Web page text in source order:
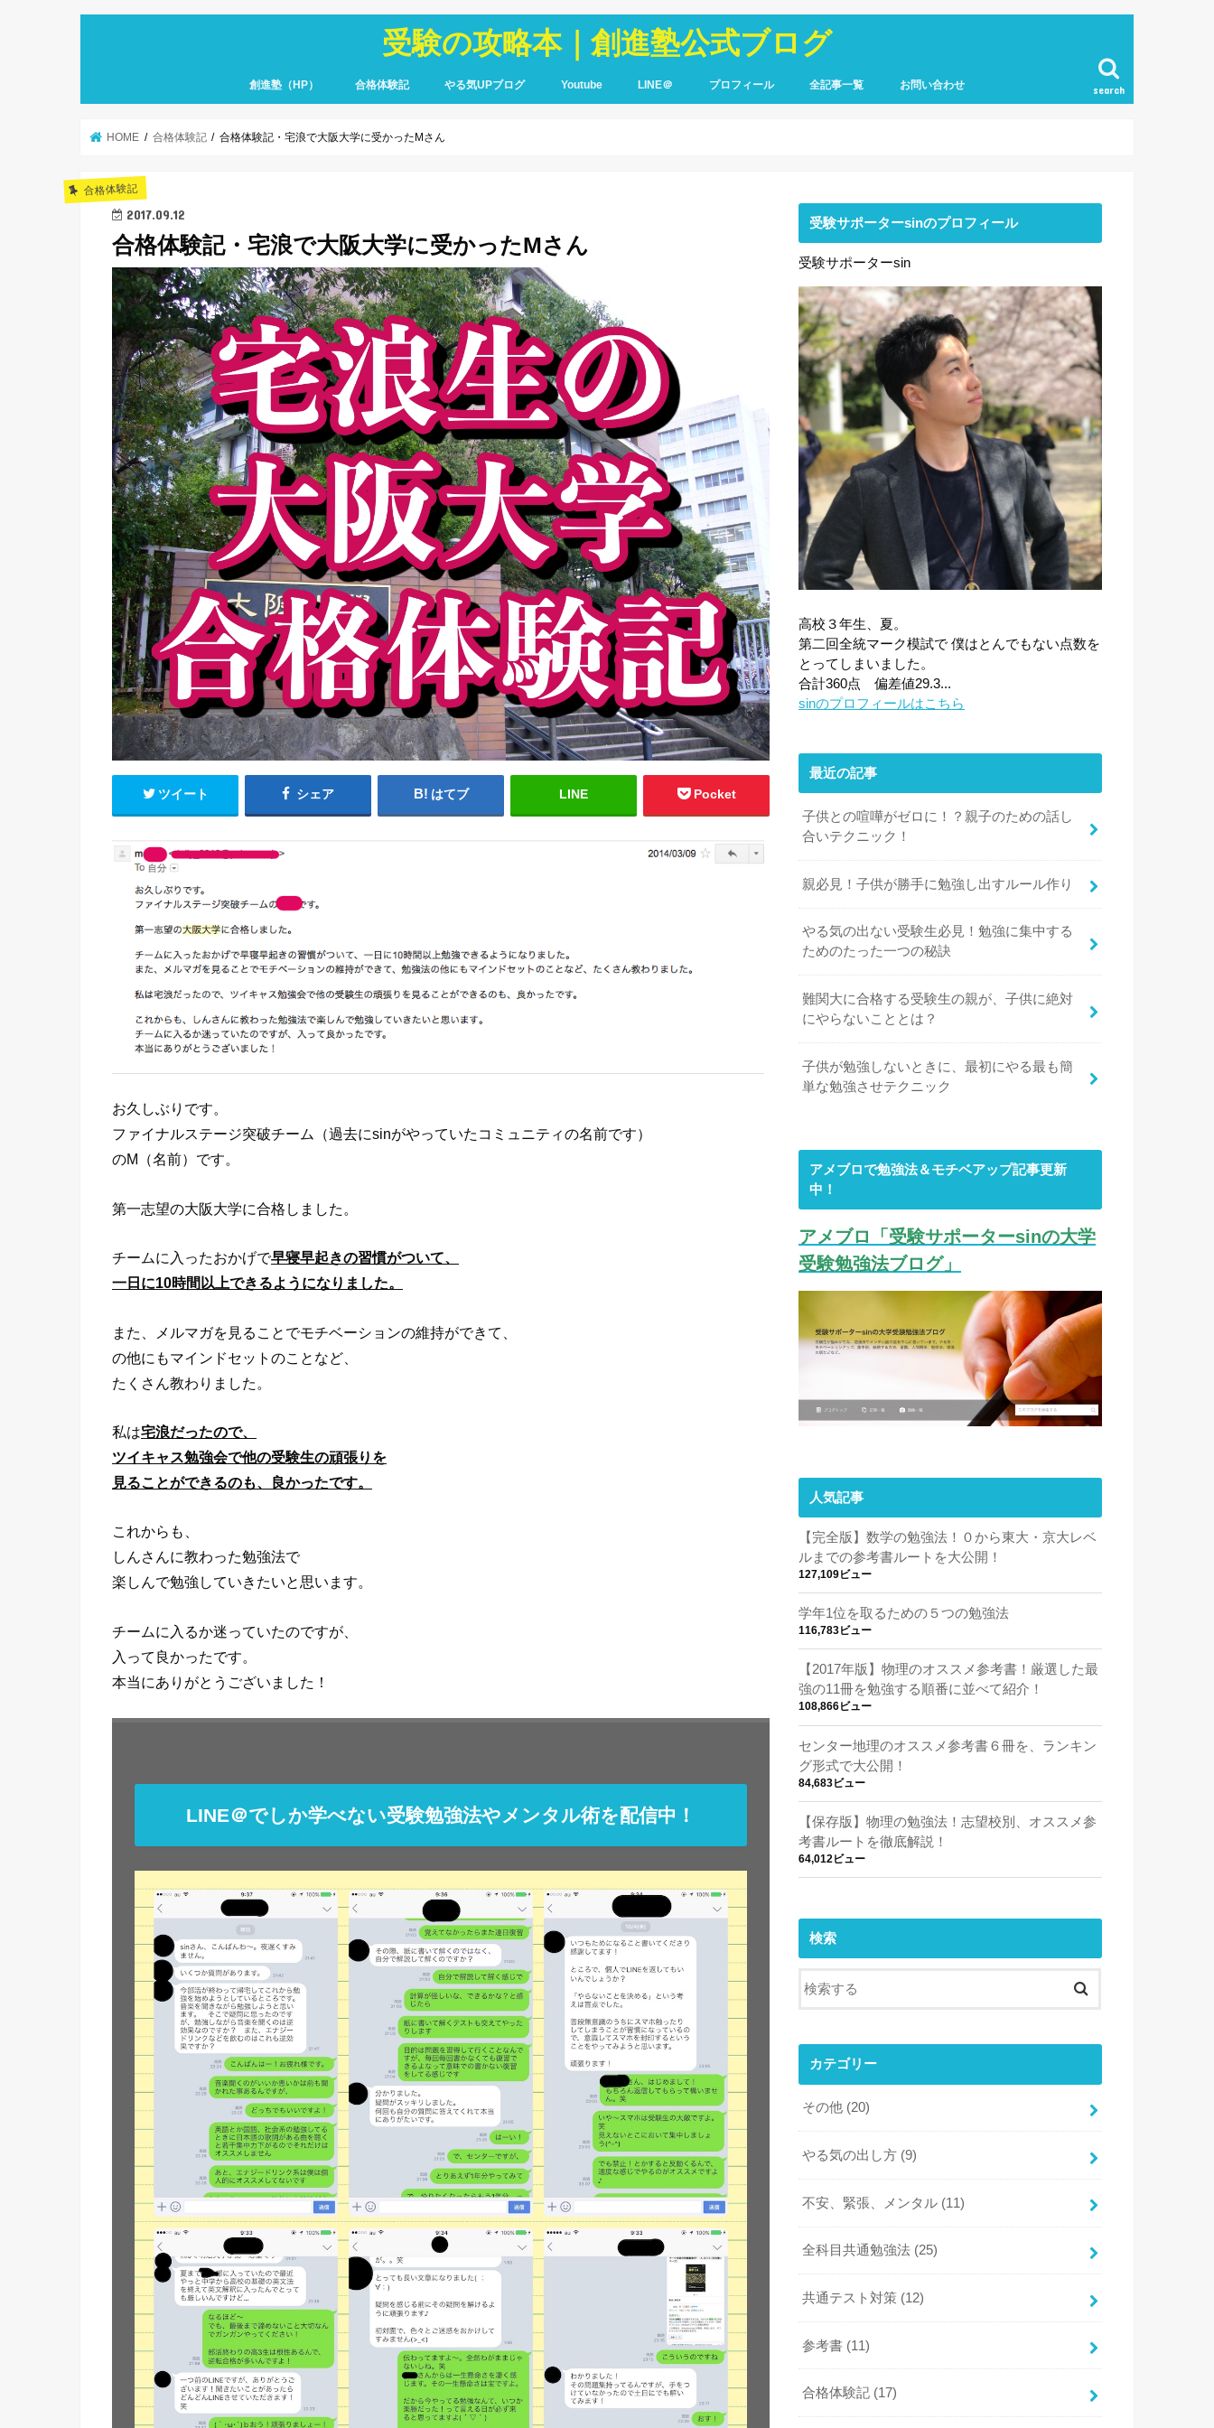
受験の攻略本｜創進塾公式ブログ
search
創進塾（HP） 合格体験記 やる気UPブログ Youtube LINE＠ プロフィール 全記事一覧 お問い合わせ
HOME 合格体験記 合格体験記・宅浪で大阪大学に受かったMさん
合格体験記
2017.09.12
合格体験記・宅浪で大阪大学に受かったMさん
ツイート シェア はてブ LINE Pocket
お久しぶりです。
ファイナルステージ突破チーム（過去にsinがやっていたコミュニティの名前です）
のM（名前）です。
第一志望の大阪大学に合格しました。
チームに入ったおかげで早寝早起きの習慣がついて、
一日に10時間以上できるようになりました。
また、メルマガを見ることでモチベーションの維持ができて、
の他にもマインドセットのことなど、
たくさん教わりました。
私は宅浪だったので、
ツイキャス勉強会で他の受験生の頑張りを
見ることができるのも、良かったです。
これからも、
しんさんに教わった勉強法で
楽しんで勉強していきたいと思います。
チームに入るか迷っていたのですが、
入って良かったです。
本当にありがとうございました！
LINE＠でしか学べない受験勉強法やメンタル術を配信中！
受験サポーターsinのプロフィール
受験サポーターsin
高校３年生、夏。
第二回全統マーク模試で 僕はとんでもない点数を
とってしまいました。
合計360点 偏差値29.3...
sinのプロフィールはこちら
最近の記事
子供との喧嘩がゼロに！？親子のための話し
合いテクニック！
親必見！子供が勝手に勉強し出すルール作り
やる気の出ない受験生必見！勉強に集中する
ためのたった一つの秘訣
難関大に合格する受験生の親が、子供に絶対
にやらないこととは？
子供が勉強しないときに、最初にやる最も簡
単な勉強させテクニック
アメブロで勉強法＆モチベアップ記事更新
中！
アメブロ「受験サポーターsinの大学
受験勉強法ブログ」
人気記事
【完全版】数学の勉強法！０から東大・京大レベ
ルまでの参考書ルートを大公開！
127,109ビュー
学年1位を取るための５つの勉強法
116,783ビュー
【2017年版】物理のオススメ参考書！厳選した最
強の11冊を勉強する順番に並べて紹介！
108,866ビュー
センター地理のオススメ参考書６冊を、ランキン
グ形式で大公開！
84,683ビュー
【保存版】物理の勉強法！志望校別、オススメ参
考書ルートを徹底解説！
64,012ビュー
検索
カテゴリー
その他 (20)
やる気の出し方 (9)
不安、緊張、メンタル (11)
全科目共通勉強法 (25)
共通テスト対策 (12)
参考書 (11)
合格体験記 (17)